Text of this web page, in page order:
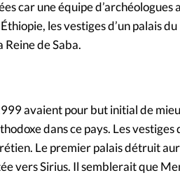
car une équipe d’archéologues
les vestiges d’un palais
Reine de Saba.
avaient pour but initial de
dans ce pays. Les
Le premier palais détruit
vers Sirius. Il semblerait que